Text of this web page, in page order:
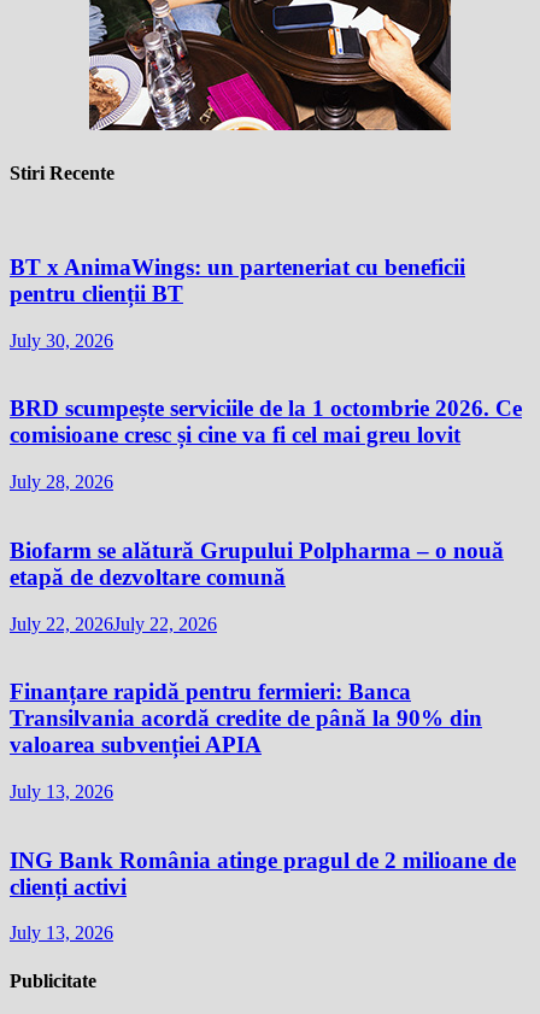
Stiri Recente
BT x AnimaWings: un parteneriat cu beneficii
pentru clienții BT
July 30, 2026
BRD scumpește serviciile de la 1 octombrie 2026. Ce
comisioane cresc și cine va fi cel mai greu lovit
July 28, 2026
Biofarm se alătură Grupului Polpharma – o nouă
etapă de dezvoltare comună
July 22, 2026July 22, 2026
Finanțare rapidă pentru fermieri: Banca
Transilvania acordă credite de până la 90% din
valoarea subvenției APIA
July 13, 2026
ING Bank România atinge pragul de 2 milioane de
clienți activi
July 13, 2026
Publicitate